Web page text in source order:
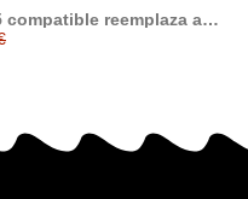
compatible reemplaza a